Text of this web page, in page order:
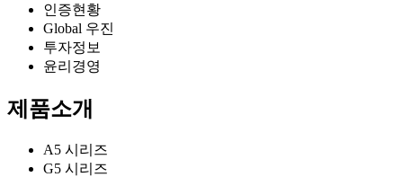
인증현황
Global 우진
투자정보
윤리경영
제품소개
A5 시리즈
G5 시리즈